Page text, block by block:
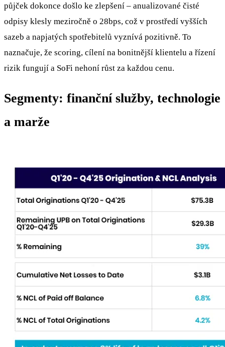
půjček dokonce došlo ke zlepšení – anualizované čisté
odpisy klesly meziročně o 28bps, což v prostředí vyšších
sazeb a napjatých spotřebitelů vyznívá pozitivně. To
naznačuje, že scoring, cílení na bonitnější klientelu a řízení
rizik fungují a SoFi nehoní růst za každou cenu.
Segmenty: finanční služby, technologie
a marže